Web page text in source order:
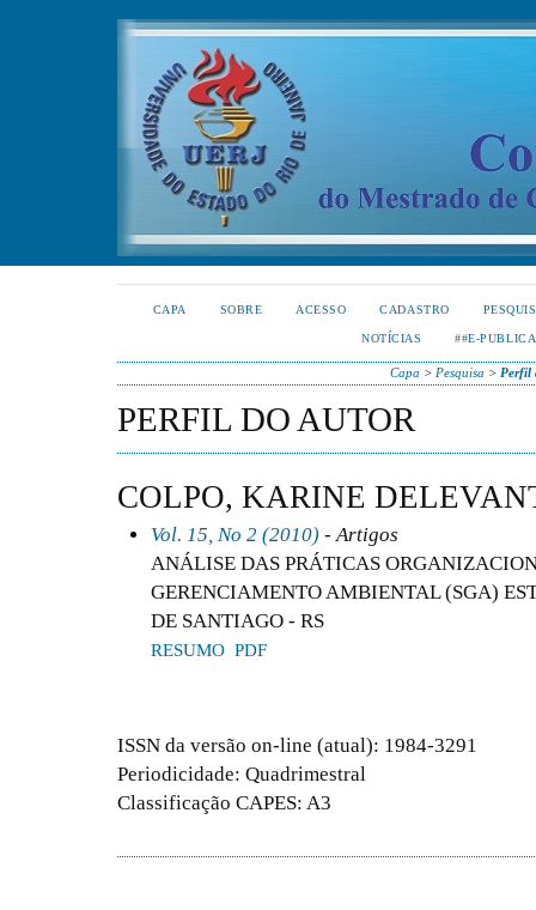
CAPA SOBRE ACESSO CADASTRO
NOTÍCIAS ##E-
Capa > Pesquisa > Perfil
PERFIL DO AUTOR
COLPO, KARINE
Vol. 15, No 2 (2010) - Artigos
ANÁLISE DAS PRÁTICAS
GERENCIAMENTO AMBIENTAL (SGA)
DE SANTIAGO - RS
RESUMO PDF
ISSN da versão on-line (atual): 1984-3291
Periodicidade: Quadrimestral
Classificação CAPES: A3